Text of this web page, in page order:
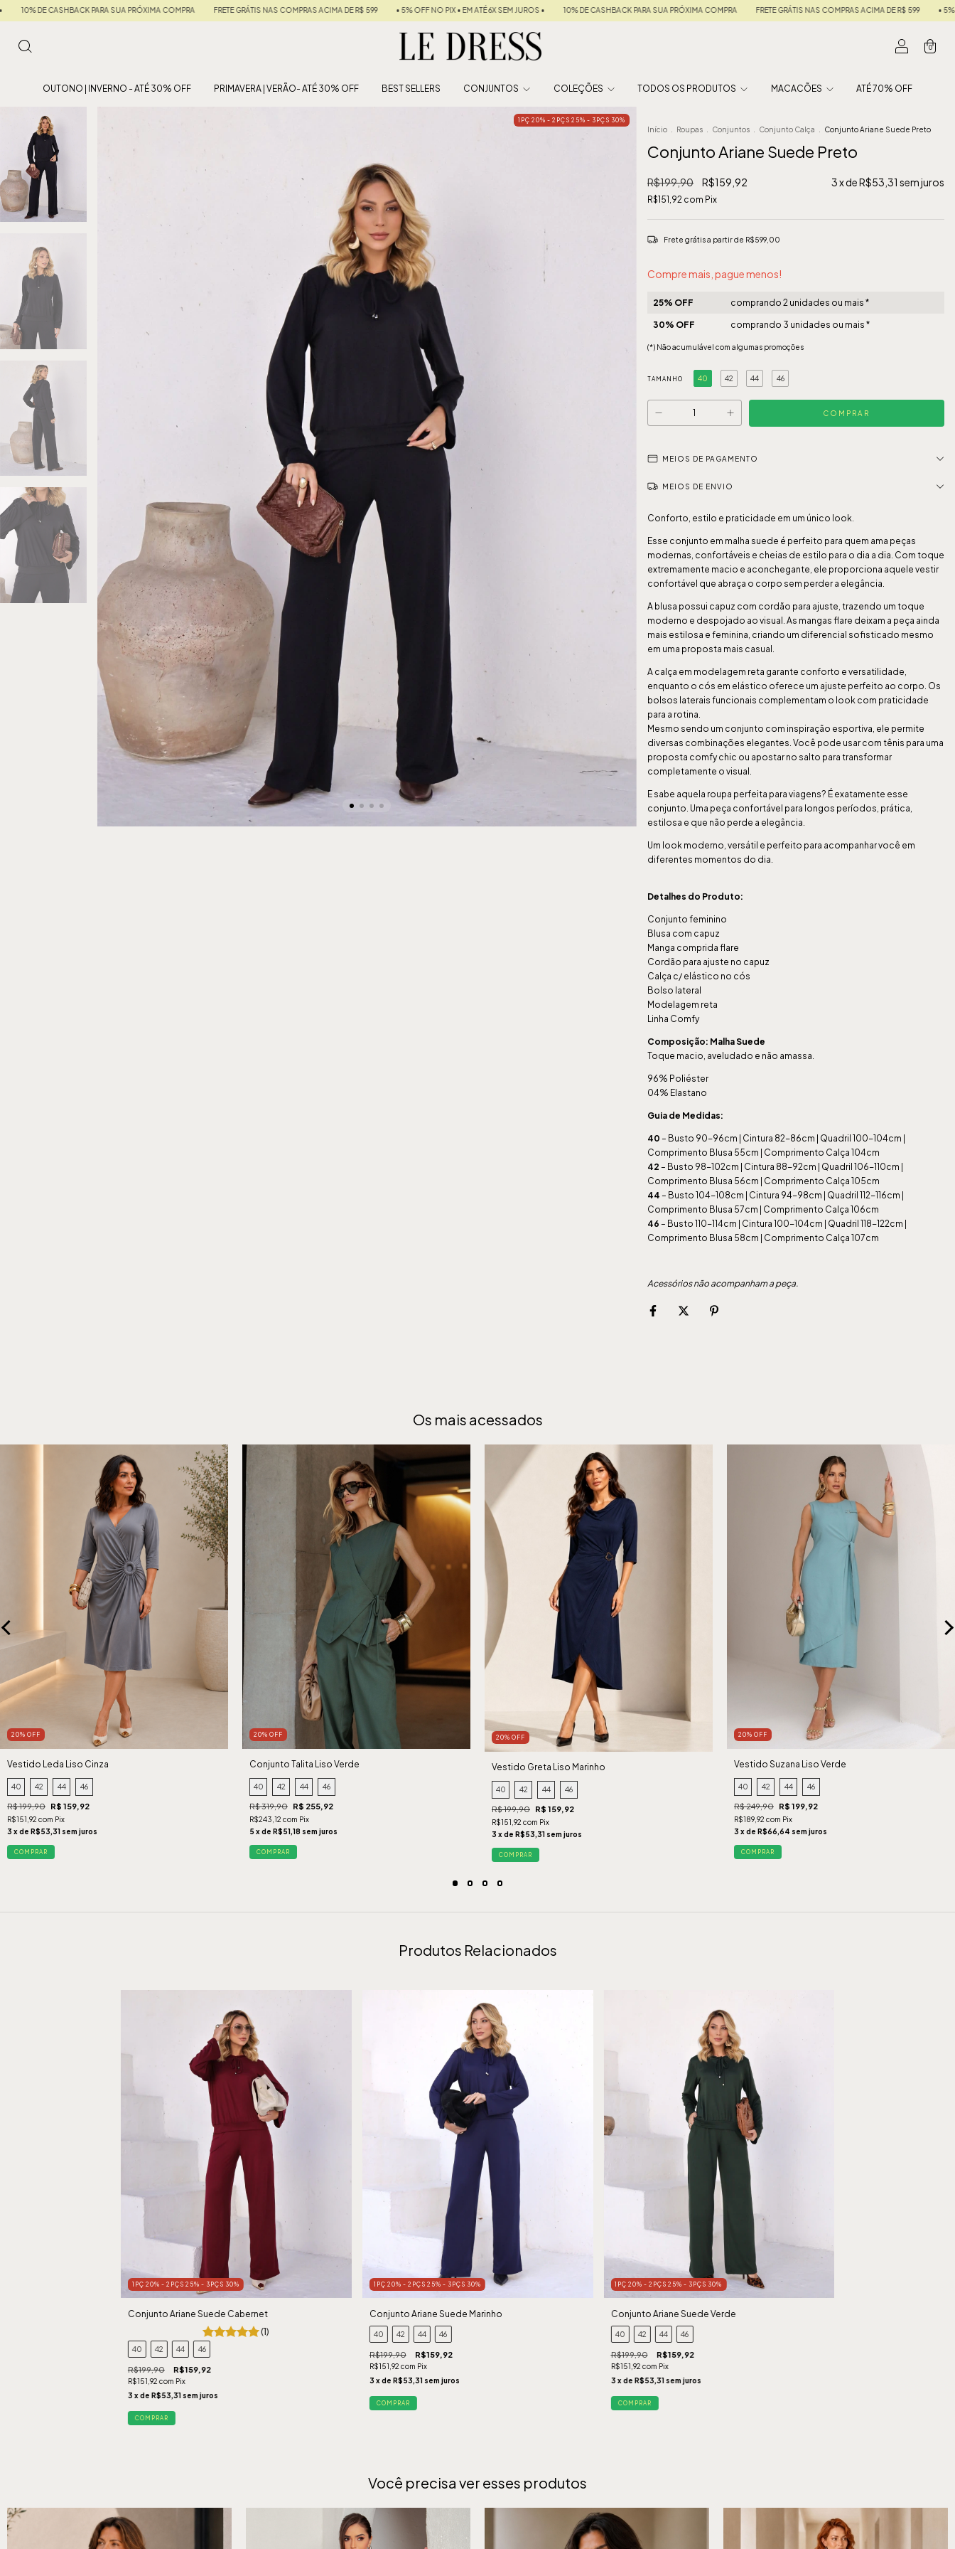
COMPRA FRETE GRÁTIS NAS COMPRAS ACIMA DE R$ 599 • 5% OFF NO PIX • EM ATÉ 6X SEM JUROS • 10% DE CASHBACK PARA SUA PRÓXIMA COMPRA FRETE GRÁTIS NAS COMPRAS ACIMA DE R$ 599 • 5% OFF NO PIX • EM ATÉ 6X SEM JUROS •
0
OUTONO | INVERNO - ATÉ 30% OFF PRIMAVERA | VERÃO- ATÉ 30% OFF BEST SELLERS CONJUNTOS COLEÇÕES TODOS OS PRODUTOS MACACÕES ATÉ 70% OFF
1PÇ 20% - 2PÇS 25% - 3PÇS 30%
Início Roupas Conjuntos Conjunto Calça Conjunto Ariane Suede Preto
Conjunto Ariane Suede Preto
R$199,90 R$159,92 3x deR$53,31 sem juros
R$151,92 com Pix
Frete grátisa partir de R$599,00
Compre mais, pague menos!
25% OFF comprando 2 unidades ou mais *
30% OFF comprando 3 unidades ou mais *
(*) Não acumulável com algumas promoções
TAMANHO 40 42 44 46
MEIOS DE PAGAMENTO
MEIOS DE ENVIO
Conforto, estilo e praticidade em um único look.
Esse conjunto em malha suede é perfeito para quem ama peças
modernas, confortáveis e cheias de estilo para o dia a dia. Com toque
extremamente macio e aconchegante, ele proporciona aquele vestir
confortável que abraça o corpo sem perder a elegância.
A blusa possui capuz com cordão para ajuste, trazendo um toque
moderno e despojado ao visual. As mangas flare deixam a peça ainda
mais estilosa e feminina, criando um diferencial sofisticado mesmo
em uma proposta mais casual.
A calça em modelagem reta garante conforto e versatilidade,
enquanto o cós em elástico oferece um ajuste perfeito ao corpo. Os
bolsos laterais funcionais complementam o look com praticidade
para a rotina.
Mesmo sendo um conjunto com inspiração esportiva, ele permite
diversas combinações elegantes. Você pode usar com tênis para uma
proposta comfy chic ou apostar no salto para transformar
completamente o visual.
E sabe aquela roupa perfeita para viagens? É exatamente esse
conjunto. Uma peça confortável para longos períodos, prática,
estilosa e que não perde a elegância.
Um look moderno, versátil e perfeito para acompanhar você em
diferentes momentos do dia.
Detalhes do Produto:
Conjunto feminino
Blusa com capuz
Manga comprida flare
Cordão para ajuste no capuz
Calça c/ elástico no cós
Bolso lateral
Modelagem reta
Linha Comfy
Composição: Malha Suede
Toque macio, aveludado e não amassa.
96% Poliéster
04% Elastano
Guia de Medidas:
40 – Busto 90-96cm | Cintura 82-86cm | Quadril 100-104cm |
Comprimento Blusa 55cm | Comprimento Calça 104cm
42 – Busto 98-102cm | Cintura 88-92cm | Quadril 106-110cm |
Comprimento Blusa 56cm | Comprimento Calça 105cm
44 – Busto 104-108cm | Cintura 94-98cm | Quadril 112-116cm |
Comprimento Blusa 57cm | Comprimento Calça 106cm
46 – Busto 110-114cm | Cintura 100-104cm | Quadril 118-122cm |
Comprimento Blusa 58cm | Comprimento Calça 107cm
Acessórios não acompanham a peça.
Os mais acessados
20% OFF
Vestido Leda Liso Cinza
40 42 44 46
R$ 199,90 R$ 159,92
R$151,92 com Pix
3 x de R$53,31 sem juros
COMPRAR
20% OFF
Conjunto Talita Liso Verde
40 42 44 46
R$ 319,90 R$ 255,92
R$243,12 com Pix
5 x de R$51,18 sem juros
COMPRAR
20% OFF
Vestido Greta Liso Marinho
40 42 44 46
R$ 199,90 R$ 159,92
R$151,92 com Pix
3 x de R$53,31 sem juros
COMPRAR
20% OFF
Vestido Suzana Liso Verde
40 42 44 46
R$ 249,90 R$ 199,92
R$189,92 com Pix
3 x de R$66,64 sem juros
COMPRAR
Produtos Relacionados
1PÇ 20% - 2PÇS 25% - 3PÇS 30%
Conjunto Ariane Suede Cabernet
(1)
40 42 44 46
R$199,90 R$159,92
R$151,92com Pix
3 x de R$53,31 sem juros
COMPRAR
1PÇ 20% - 2PÇS 25% - 3PÇS 30%
Conjunto Ariane Suede Marinho
40 42 44 46
R$199,90 R$159,92
R$151,92 com Pix
3 x de R$53,31 sem juros
COMPRAR
1PÇ 20% - 2PÇS 25% - 3PÇS 30%
Conjunto Ariane Suede Verde
40 42 44 46
R$199,90 R$159,92
R$151,92com Pix
3 x de R$53,31 sem juros
COMPRAR
Você precisa ver esses produtos